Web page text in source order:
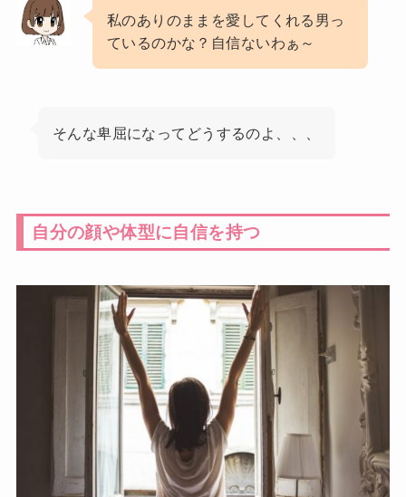
私のありのままを愛してくれる男っ
ているのかな？自信ないわぁ～
そんな卑屈になってどうするのよ、、、
自分の顔や体型に自信を持つ